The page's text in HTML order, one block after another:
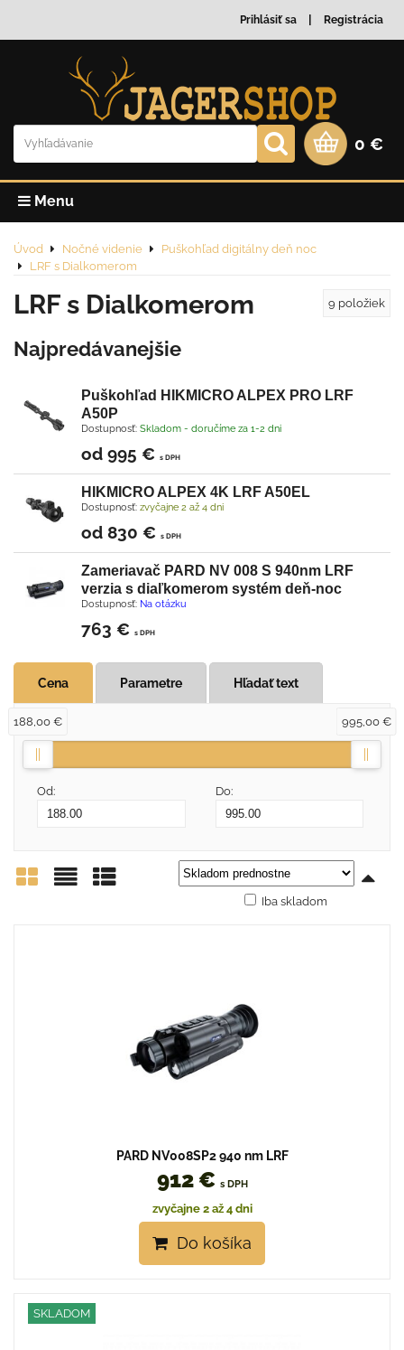
Prihlásiť sa Registrácia
0 €
Menu
Úvod Nočné videnie
Puškohľad digitálny deň noc
LRF s Dialkomerom
LRF s Dialkomerom 9 položiek
Najpredávanejšie
Puškohľad HIKMICRO ALPEX PRO LRF
A50P
Dostupnosť: Skladom - doručíme za 1-2 dni
od 995 € s DPH
HIKMICRO ALPEX 4K LRF A50EL
Dostupnosť: zvyčajne 2 až 4 dni
od 830 € s DPH
Zameriavač PARD NV 008 S 940nm LRF
verzia s diaľkomerom systém deň-noc
Dostupnosť: Na otázku
763 € s DPH
Cena Parametre Hľadať text
Od: Do:
188,00 € 995,00 €
Iba skladom
PARD NV008SP2 940 nm LRF
912 € s DPH
zvyčajne 2 až 4 dni
Do košíka
SKLADOM